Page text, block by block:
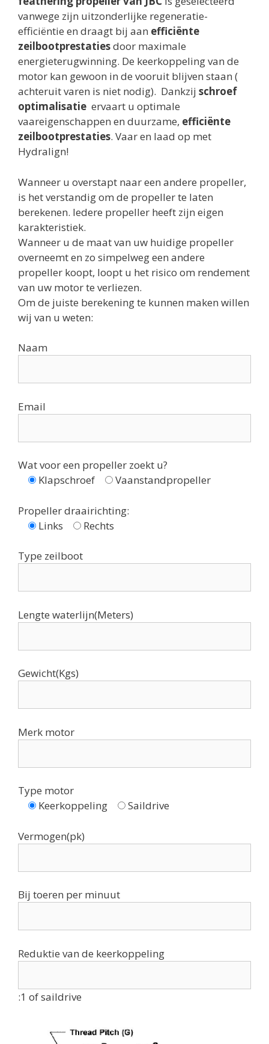
vanwege zijn uitzonderlijke regeneratie-
efficiëntie en draagt bij aan efficiënte
zeilbootprestatiesdoor maximale
energieterugwinning. De keerkoppeling van de
motor kan gewoon in de vooruit blijven staan (
achteruit varen is niet nodig). Dankzij schroef
optimalisatie ervaart u optimale
vaareigenschappen en duurzame, efficiënte
zeilbootprestaties. Vaar en laad op met
Hydralign!
Wanneer u overstapt naar een andere propeller,
is het verstandig om de propeller te laten
berekenen. Iedere propeller heeft zijn eigen
karakteristiek.
Wanneer u de maat van uw huidige propeller
overneemt en zo simpelweg een andere
propeller koopt, loopt u het risico om rendement
van uw motor te verliezen.
Om de juiste berekening te kunnen maken willen
wij van u weten:
Naam
Email
Wat voor een propeller zoekt u?
Klapschroef
Vaanstandpropeller
Propeller draairichting:
Links
Rechts
Type zeilboot
Lengte waterlijn(Meters)
Gewicht(Kgs)
Merk motor
Type motor
Keerkoppeling
Saildrive
Vermogen(pk)
Bij toeren per minuut
Reduktie van de keerkoppeling
:1 of saildrive